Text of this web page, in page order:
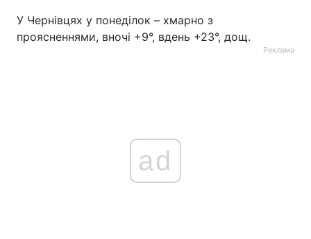
У Чернівцях у понеділок – хмарно з
проясненнями, вночі +9°, вдень +23°, дощ.
Реклама
ad